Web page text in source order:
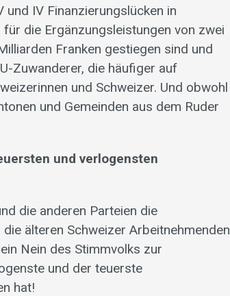
IV Finanzierungslücken in
die Ergänzungsleistungen von zwei
Franken gestiegen sind und
Zuwanderer, die häufiger auf
und Schweizer. Und obwohl
und Gemeinden aus dem Ruder
und verlogensten
die anderen Parteien die
älteren Schweizer Arbeitnehmenden
Nein des Stimmvolks zur
und der teuerste
hat!